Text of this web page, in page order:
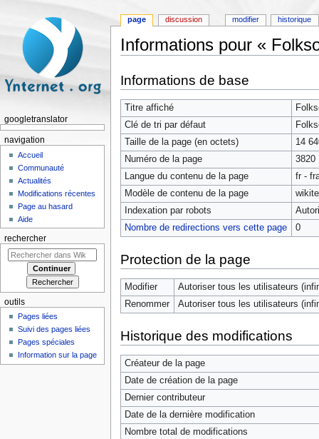
Informations pour «
Informations de base
Titre affiché
Clé de tri par défaut
Taille de la page (en octets)
14
Numéro de la page
3820
Langue du contenu de la page
fr -
Modèle de contenu de la page
Indexation par robots
Nombre de redirections vers cette page
0
Protection de la page
Modifier
Autoriser tous les utilisateurs
Renommer
Autoriser tous les utilisateurs
Historique des modifications
Créateur de la page
Date de création de la page
Dernier contributeur
Date de la dernière modification
Nombre total de modifications
page discussion modifier historique
googletranslator
navigation
Accueil
Communauté
Actualités
Modifications récentes
Page au hasard
Aide
rechercher
outils
Pages liées
Suivi des pages liées
Pages spéciales
Information sur la page